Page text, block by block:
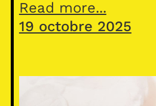
Read more...
19 octobre 2025